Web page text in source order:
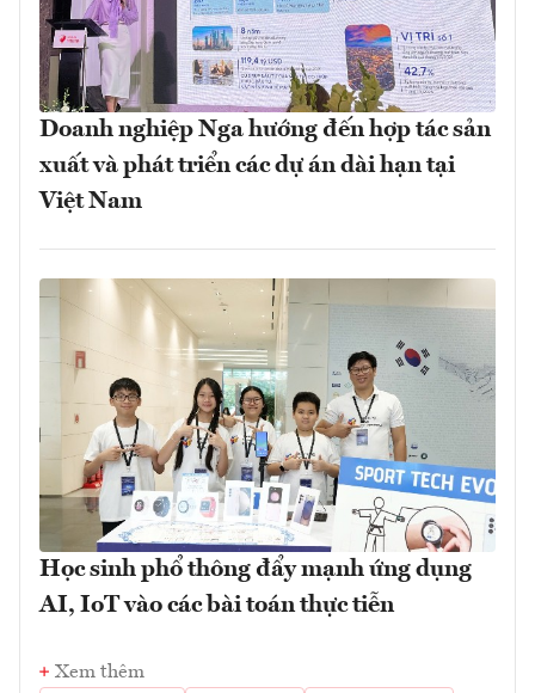
Doanh nghiệp Nga hướng đến hợp tác sản
xuất và phát triển các dự án dài hạn tại
Việt Nam
Học sinh phổ thông đẩy mạnh ứng dụng
AI, IoT vào các bài toán thực tiễn
Xem thêm